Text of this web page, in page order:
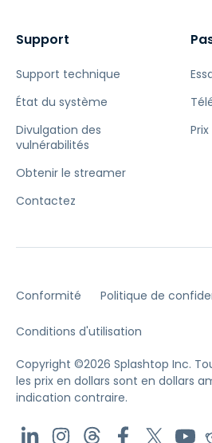
Support
Support technique
État du système
Divulgation des
vulnérabilités
Obtenir le streamer
Contactez
Prix
Conformité Politique de
Conditions d'utilisation
Copyright ©2026 Splashtop Inc.
les prix en dollars sont en dollars
indication contraire.